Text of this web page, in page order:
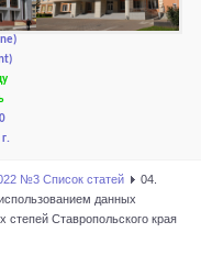
И ЭТИКА
№3 Список статей
04.
данных
степей Ставропольского края